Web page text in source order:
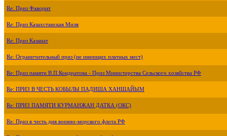
Re: Приз Фаворит
Re: Приз Казахстанская Миля
Re: Приз Казанат
Re: Ограничительный приз (не имеющих платных мест)
Re: Приз памяти В.П.Кондратова - Приз Министерства Сельского хозяйства РФ
Re: ПРИЗ В ЧЕСТЬ КОБЫЛЫ ПАДИША ХАНШАЙЫМ
Re: ПРИЗ ПАМЯТИ КУРМАНЖАН ДАТКА (ОКС)
Re: Приз в честь дня военно-морского флота РФ